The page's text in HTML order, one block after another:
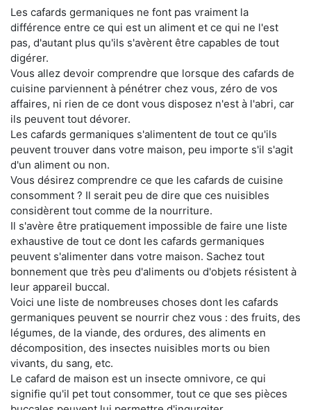
Les cafards germaniques ne font pas vraiment la
différence entre ce qui est un aliment et ce qui ne l'est
pas, d'autant plus qu'ils s'avèrent être capables de tout
digérer.
Vous allez devoir comprendre que lorsque des cafards de
cuisine parviennent à pénétrer chez vous, zéro de vos
affaires, ni rien de ce dont vous disposez n'est à l'abri, car
ils peuvent tout dévorer.
Les cafards germaniques s'alimentent de tout ce qu'ils
peuvent trouver dans votre maison, peu importe s'il s'agit
d'un aliment ou non.
Vous désirez comprendre ce que les cafards de cuisine
consomment ? Il serait peu de dire que ces nuisibles
considèrent tout comme de la nourriture.
Il s'avère être pratiquement impossible de faire une liste
exhaustive de tout ce dont les cafards germaniques
peuvent s'alimenter dans votre maison. Sachez tout
bonnement que très peu d'aliments ou d'objets résistent à
leur appareil buccal.
Voici une liste de nombreuses choses dont les cafards
germaniques peuvent se nourrir chez vous : des fruits, des
légumes, de la viande, des ordures, des aliments en
décomposition, des insectes nuisibles morts ou bien
vivants, du sang, etc.
Le cafard de maison est un insecte omnivore, ce qui
signifie qu'il pet tout consommer, tout ce que ses pièces